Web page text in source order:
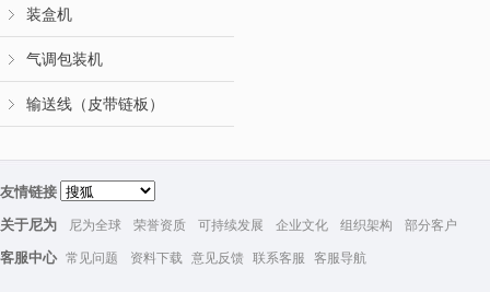
装盒机
气调包装机
输送线（皮带链板）
友情链接
关于尼为
尼为全球 荣誉资质 可持续发展 企业文化 组织架构 部分客户
客服中心 常见问题 资料下载 意见反馈 联系客服 客服导航